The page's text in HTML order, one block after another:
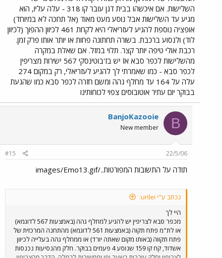
השלישות. אם איכשהו בבית דגן עובר קו 318 - עלה עליו, הוא
מגיע עד השלישות אבל נוסע מעט מאוד (אל תחכה לא במיוחד)
אופציה נוספת להגיע לעזריאלי היא לקחת 461 לכיוון ההפוך (לכיוון
לוד) ולנסוע ברכבת. בשורה תחתונה פחות או יותר אותו פרק זמן.
רכבת אולי טיפה יותר קצר. תלוי במזל. אם שאלת במקרה
מהשלישות לכפר סבא אז יש בז'בוטינסקי 567 ישירות מצריפין
לכפר סבא - כמו שאמרתי לך להגיע לעזריאלי, רק במקום 274
עלה על 164 עד מחלף גהה ומשם חזרה לכפר סבא כמו שהגעת
בבוקר יום עתיר אוטובוסים צפוי לכוחותינו
B
BanjoKazooie
New member
22/5/06
#15
תודה על התשובות המפורטות../images/Emo13.gif
נכתב ע"י urilei:
היי לך
מכפר סבא לצריפין יש להגיע למחלף גהה (באמצעות 567 לדוגמא)
או לת"מ פתח תקוה (באמצעות 561 לדוגמא) מהתחנה המרכזית של
פתח תקווה (באותו מקום שאתה יורד) או ממחלף גהה בעלייה לכיוון
אשדוד, קח קו 159 שנוסע 4 פעמים בבוקר. חלק מהנסיעות נכנסות